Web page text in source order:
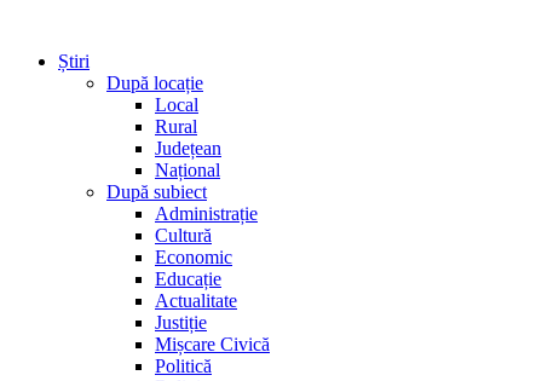
Știri
După locație
Local
Rural
Județean
Național
După subiect
Administrație
Cultură
Economic
Educație
Actualitate
Justiție
Mișcare Civică
Politică